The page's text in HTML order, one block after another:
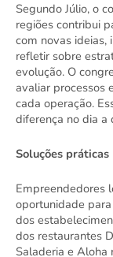
Segundo Júlio, o
regiões contribui
com novas ideias,
refletir sobre
evolução. O
avaliar processos
cada operação.
diferença no dia a
Soluções
Empreendedores
oportunidade
dos
dos restaurantes
Saladeria e Aloha